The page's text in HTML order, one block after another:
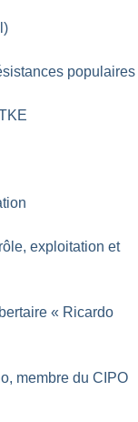
populaires
exploitation et
« Ricardo
membre du CIPO